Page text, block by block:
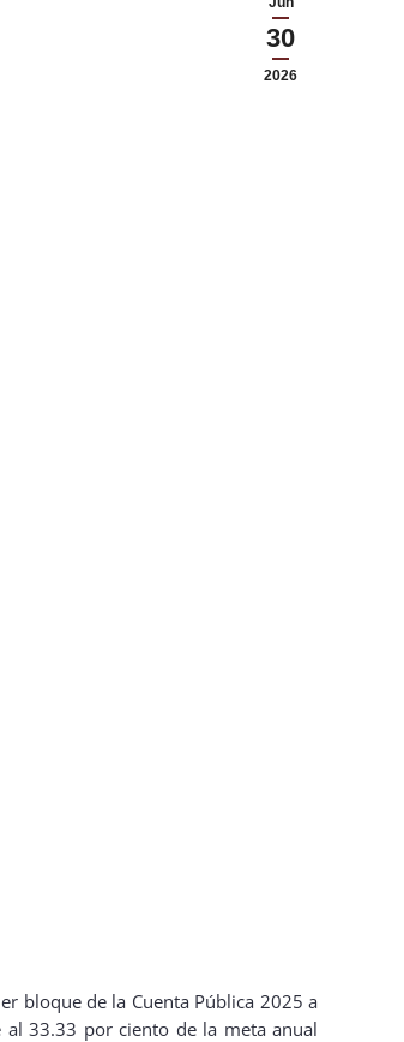
30
2026
bloque de la Cuenta Pública 2025 a
al 33.33 por ciento de la meta anual